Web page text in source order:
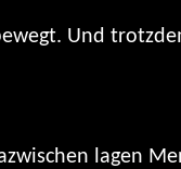
Und
lagen